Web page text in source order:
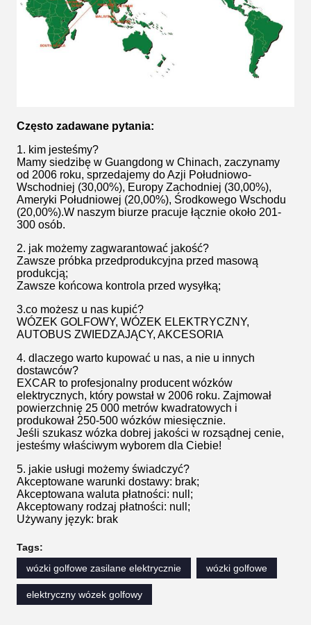
Często zadawane pytania:
1. kim jesteśmy?
Mamy siedzibę w Guangdong w Chinach, zaczynamy
od 2006 roku, sprzedajemy do Azji Południowo-
Wschodniej (30,00%), Europy Zachodniej (30,00%),
Ameryki Południowej (20,00%), Środkowego Wschodu
(20,00%).W naszym biurze pracuje łącznie około 201-
300 osób.
2. jak możemy zagwarantować jakość?
Zawsze próbka przedprodukcyjna przed masową
produkcją;
Zawsze końcowa kontrola przed wysyłką;
3.co możesz u nas kupić?
WÓZEK GOLFOWY, WÓZEK ELEKTRYCZNY,
AUTOBUS ZWIEDZAJĄCY, AKCESORIA
4. dlaczego warto kupować u nas, a nie u innych
dostawców?
EXCAR to profesjonalny producent wózków
elektrycznych, który powstał w 2006 roku. Zajmował
powierzchnię 25 000 metrów kwadratowych i
produkował 250-500 wózków miesięcznie.
Jeśli szukasz wózka dobrej jakości w rozsądnej cenie,
jesteśmy właściwym wyborem dla Ciebie!
5. jakie usługi możemy świadczyć?
Akceptowane warunki dostawy: brak;
Akceptowana waluta płatności: null;
Akceptowany rodzaj płatności: null;
Używany język: brak
Tags:
wózki golfowe zasilane elektrycznie
wózki golfowe
elektryczny wózek golfowy